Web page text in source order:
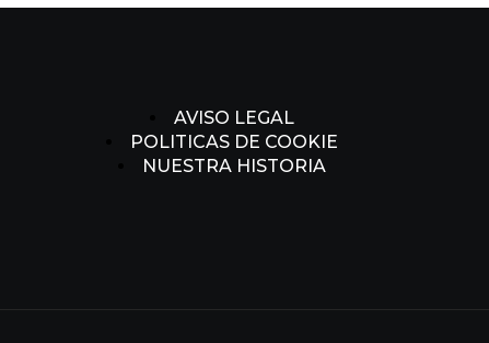
AVISO LEGAL
POLITICAS DE COOKIE
NUESTRA HISTORIA